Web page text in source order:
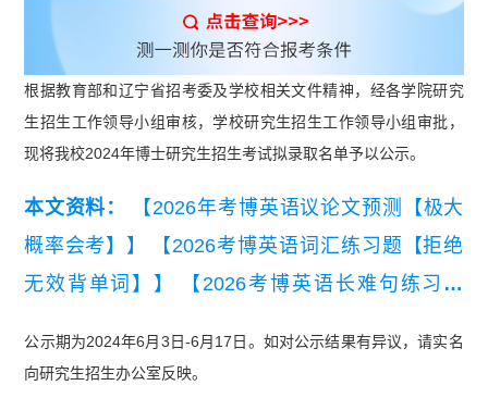
根据教育部和辽宁省招考委及学校相关文件精神，经各学院研究
生招生工作领导小组审核，学校研究生招生工作领导小组审批，
现将我校2024年博士研究生招生考试拟录取名单予以公示。
本文资料：
【2026年考博英语议论文预测【极大
概率会考】】
【2026考博英语词汇练习题【拒绝
无效背单词】】
【2026考博英语长难句练习题
公示期为2024年6月3日-6月17日。如对公示结果有异议，请实名
向研究生招生办公室反映。